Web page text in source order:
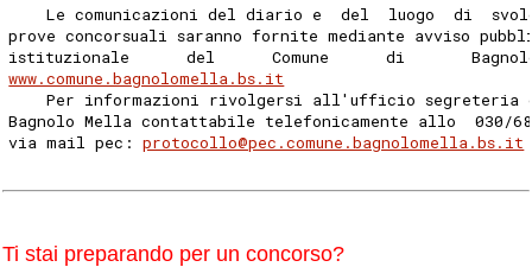
Le comunicazioni del diario e  del  luogo  di
prove concorsuali saranno fornite mediante avviso
istituzionale      del      Comune      di
www.comune.bagnolomella.bs.it
Per informazioni rivolgersi all'ufficio segreteria
Bagnolo Mella contattabile telefonicamente allo  030/
via mail pec: protocollo@pec.comune.bagnolomella.bs.it
Ti stai preparando per un concorso?